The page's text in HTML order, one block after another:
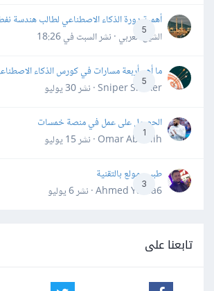
5
أهمية دورة الذكاء الاصطناعي لطالب هندسة
الشيخ العربي · نشرالسبت في 18:26
5
ما أهم أربعة مسارات في كورس الذكاء
Sniper Shaker · نشر
30 يوليو
1
الحصول على عمل في منصة خمسات
Omar Abdallh · نشر
15 يوليو
3
طبيب مولع بالتقنية
Ahmed Yahia6 · نشر
6 يوليو
تابعنا على